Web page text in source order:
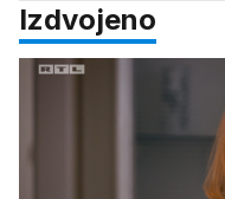
Izdvojeno